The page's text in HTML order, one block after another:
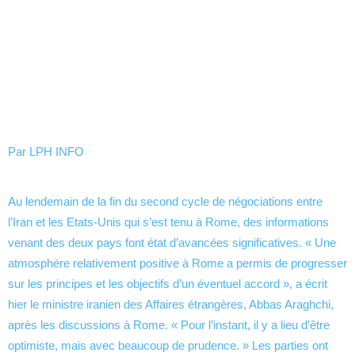
Par LPH INFO
Au lendemain de la fin du second cycle de négociations entre
l’Iran et les Etats-Unis qui s’est tenu à Rome, des informations
venant des deux pays font état d’avancées significatives. « Une
atmosphère relativement positive à Rome a permis de progresser
sur les principes et les objectifs d’un éventuel accord », a écrit
hier le ministre iranien des Affaires étrangères, Abbas Araghchi,
après les discussions à Rome. « Pour l’instant, il y a lieu d’être
optimiste, mais avec beaucoup de prudence. » Les parties ont